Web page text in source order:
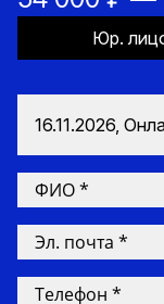
Юр.
16.11.2026,